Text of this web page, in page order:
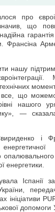
про
що
Франсіна
нашу
все, що
нашого
—
і
енергетики.
Іспанії
ініціативи
допомоги